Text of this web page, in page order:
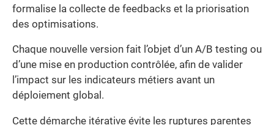
formalise la collecte de feedbacks et la priorisation
des optimisations.
Chaque nouvelle version fait l’objet d’un A/B testing ou
d’une mise en production contrôlée, afin de valider
l’impact sur les indicateurs métiers avant un
déploiement global.
Cette démarche itérative évite les ruptures parentes